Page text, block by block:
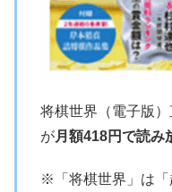
将棋世界（電子版
が月額418円で読み
※「将棋世界」は「